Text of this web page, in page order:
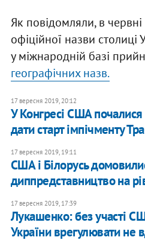
Як повідомляли, в
офіційної назви
у міжнародній базі
географічних назв.
17 вересня 2019, 20:12
​У Конгресі США
дати старт імпічменту
17 вересня 2019, 19:11
США і Білорусь
диппредставництво на
17 вересня 2019, 17:39
Лукашенко: без участі
України врегулювати не